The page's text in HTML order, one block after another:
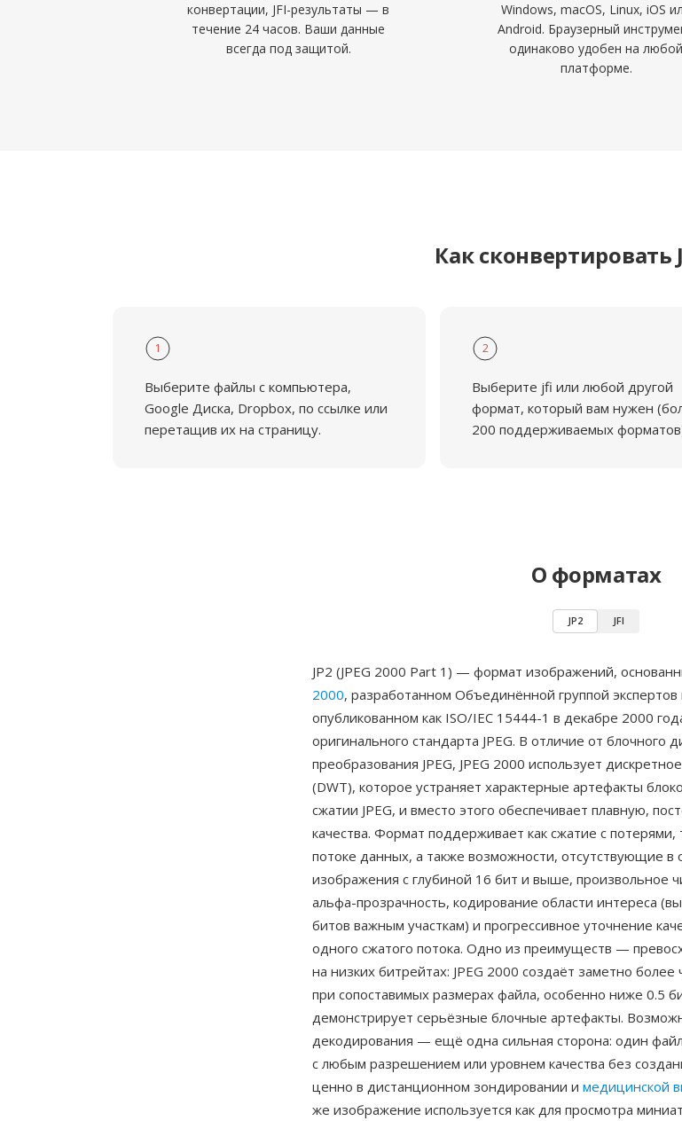
конвертации, JFI-результаты — в
течение 24 часов. Ваши данные
всегда под защитой.
Windows, macOS, Linux, iOS
Android. Браузерный
одинаково удобен на любой
платформе.
Как сконвертировать
1
Выберите файлы с компьютера,
Google Диска, Dropbox, по ссылке или
перетащив их на страницу.
2
Выберите jfi или любой другой
формат, который вам нужен
200 поддерживаемых
О форматах
JP2 JFI
JP2 (JPEG 2000 Part 1) — формат изображений,
2000, разработанном Объединённой группой
опубликованном как ISO/IEC 15444-1 в декабре 2000
оригинального стандарта JPEG. В отличие от блочного
преобразования JPEG, JPEG 2000 использует
(DWT), которое устраняет характерные артефакты
сжатии JPEG, и вместо этого обеспечивает плавную,
качества. Формат поддерживает как сжатие с
потоке данных, а также возможности, отсутствующие в
изображения с глубиной 16 бит и выше, произвольное
альфа-прозрачность, кодирование области интереса
битов важным участкам) и прогрессивное уточнение
одного сжатого потока. Одно из преимуществ —
на низких битрейтах: JPEG 2000 создаёт заметно
при сопоставимых размерах файла, особенно ниже 0.5
демонстрирует серьёзные блочные артефакты.
декодирования — ещё одна сильная сторона: один
с любым разрешением или уровнем качества без
ценно в дистанционном зондировании и медицинской
же изображение используется как для просмотра